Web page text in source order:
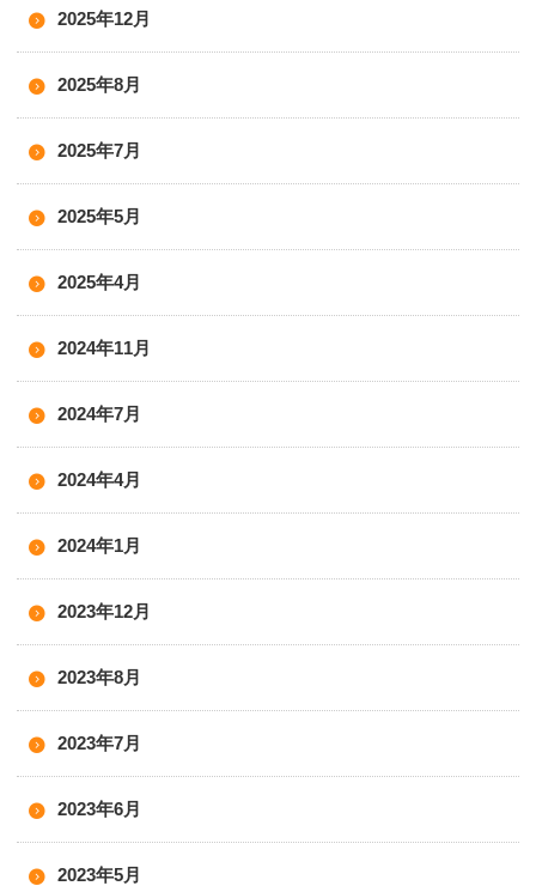
2025年12月
2025年8月
2025年7月
2025年5月
2025年4月
2024年11月
2024年7月
2024年4月
2024年1月
2023年12月
2023年8月
2023年7月
2023年6月
2023年5月